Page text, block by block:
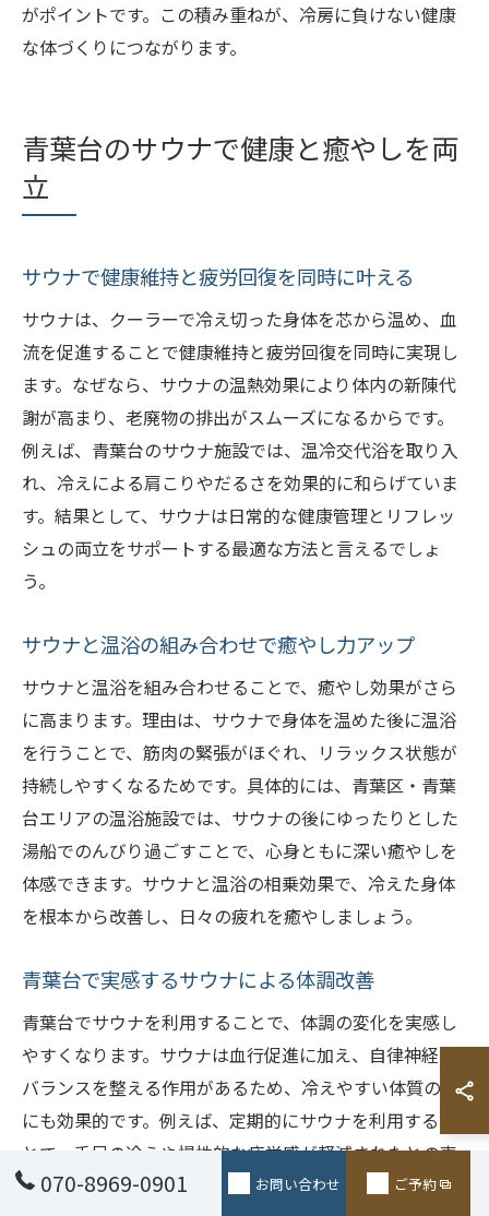
がポイントです。この積み重ねが、冷房に負けない健康
な体づくりにつながります。
青葉台のサウナで健康と癒やしを両
立
サウナで健康維持と疲労回復を同時に叶える
サウナは、クーラーで冷え切った身体を芯から温め、血
流を促進することで健康維持と疲労回復を同時に実現し
ます。なぜなら、サウナの温熱効果により体内の新陳代
謝が高まり、老廃物の排出がスムーズになるからです。
例えば、青葉台のサウナ施設では、温冷交代浴を取り入
れ、冷えによる肩こりやだるさを効果的に和らげていま
す。結果として、サウナは日常的な健康管理とリフレッ
シュの両立をサポートする最適な方法と言えるでしょ
う。
サウナと温浴の組み合わせで癒やし力アップ
サウナと温浴を組み合わせることで、癒やし効果がさら
に高まります。理由は、サウナで身体を温めた後に温浴
を行うことで、筋肉の緊張がほぐれ、リラックス状態が
持続しやすくなるためです。具体的には、青葉区・青葉
台エリアの温浴施設では、サウナの後にゆったりとした
湯船でのんびり過ごすことで、心身ともに深い癒やしを
体感できます。サウナと温浴の相乗効果で、冷えた身体
を根本から改善し、日々の疲れを癒やしましょう。
青葉台で実感するサウナによる体調改善
青葉台でサウナを利用することで、体調の変化を実感し
やすくなります。サウナは血行促進に加え、自律神経の
バランスを整える作用があるため、冷えやすい体質の方
にも効果的です。例えば、定期的にサウナを利用するこ
とで、手足の冷えや慢性的な疲労感が軽減されたとの声
も多く聞かれます。青葉台の落ち着いた環境でサウナを
070-8969-0901 お問い合わせ ご予約